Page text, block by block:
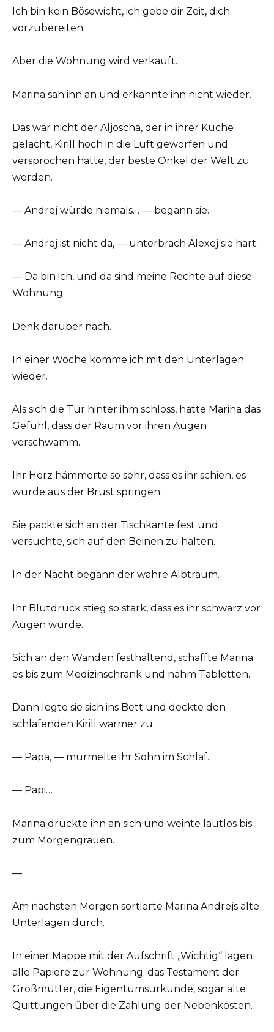
Ich bin kein Bösewicht, ich gebe dir Zeit, dich
vorzubereiten.
Aber die Wohnung wird verkauft.
Marina sah ihn an und erkannte ihn nicht wieder.
Das war nicht der Aljoscha, der in ihrer Küche
gelacht, Kirill hoch in die Luft geworfen und
versprochen hatte, der beste Onkel der Welt zu
werden.
— Andrej würde niemals… — begann sie.
— Andrej ist nicht da, — unterbrach Alexej sie hart.
— Da bin ich, und da sind meine Rechte auf diese
Wohnung.
Denk darüber nach.
In einer Woche komme ich mit den Unterlagen
wieder.
Als sich die Tür hinter ihm schloss, hatte Marina das
Gefühl, dass der Raum vor ihren Augen
verschwamm.
Ihr Herz hämmerte so sehr, dass es ihr schien, es
würde aus der Brust springen.
Sie packte sich an der Tischkante fest und
versuchte, sich auf den Beinen zu halten.
In der Nacht begann der wahre Albtraum.
Ihr Blutdruck stieg so stark, dass es ihr schwarz vor
Augen wurde.
Sich an den Wänden festhaltend, schaffte Marina
es bis zum Medizinschrank und nahm Tabletten.
Dann legte sie sich ins Bett und deckte den
schlafenden Kirill wärmer zu.
— Papa, — murmelte ihr Sohn im Schlaf.
— Papi…
Marina drückte ihn an sich und weinte lautlos bis
zum Morgengrauen.
—
Am nächsten Morgen sortierte Marina Andrejs alte
Unterlagen durch.
In einer Mappe mit der Aufschrift „Wichtig“ lagen
alle Papiere zur Wohnung: das Testament der
Großmutter, die Eigentumsurkunde, sogar alte
Quittungen über die Zahlung der Nebenkosten.